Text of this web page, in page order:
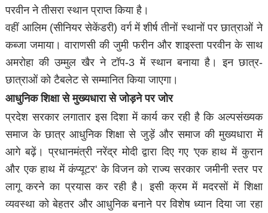
परवीन ने तीसरा स्थान प्राप्त किया है।
वहीं आलिम (सीनियर सेकेंडरी) वर्ग में शीर्ष तीनों स्थानों पर छात्राओं ने
कब्जा जमाया। वाराणसी की जुमी फरीन और शाइस्ता परवीन के साथ
अमरोहा की उम्मुल खैर ने टॉप-3 में स्थान बनाया है। इन छात्र-
छात्राओं को टैबलेट से सम्मानित किया जाएगा।
आधुनिक शिक्षा से मुख्यधारा से जोड़ने पर जोर
प्रदेश सरकार लगातार इस दिशा में कार्य कर रही है कि अल्पसंख्यक
समाज के छात्र आधुनिक शिक्षा से जुड़ें और समाज की मुख्यधारा में
आगे बढ़ें। प्रधानमंत्री नरेंद्र मोदी द्वारा दिए गए 'एक हाथ में कुरान
और एक हाथ में कंप्यूटर' के विजन को राज्य सरकार जमीनी स्तर पर
लागू करने का प्रयास कर रही है। इसी क्रम में मदरसों में शिक्षा
व्यवस्था को बेहतर और आधुनिक बनाने पर विशेष ध्यान दिया जा रहा